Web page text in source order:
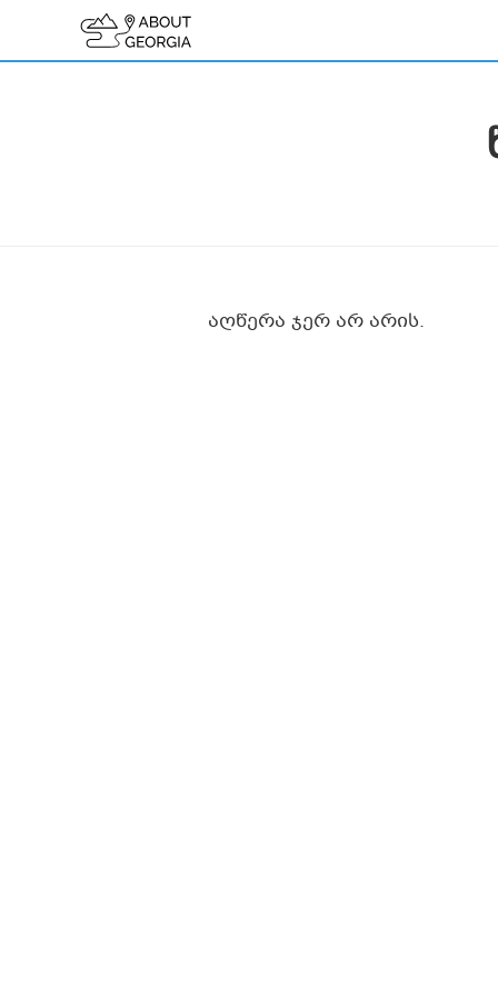
აღწერა ჯერ არ არის.